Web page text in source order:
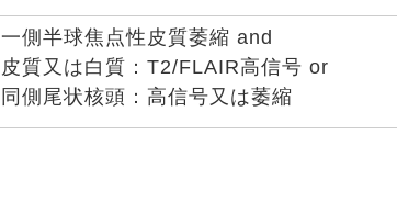
一側半球焦点性皮質萎縮 and
皮質又は白質：T2/FLAIR高信号 or
同側尾状核頭：高信号又は萎縮